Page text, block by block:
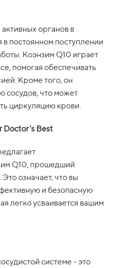
органов в
постоянном поступлении
Коэнзим Q10 играет
помогая обеспечивать
Кроме того, он
сосудов, что может
циркуляцию крови.
Doctor's Best
Q10, прошедший
означает, что вы
и безопасную
легко усваивается вашим
системе - это